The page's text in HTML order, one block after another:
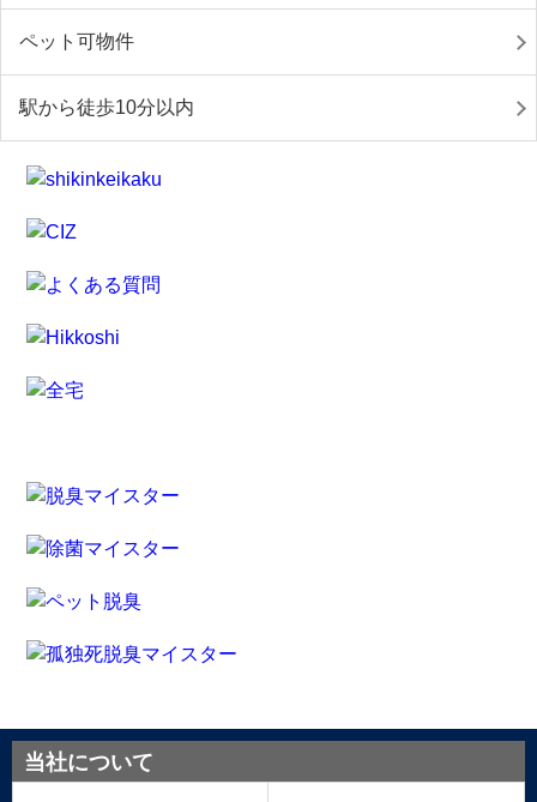
ペット可物件
駅から徒歩10分以内
当社について